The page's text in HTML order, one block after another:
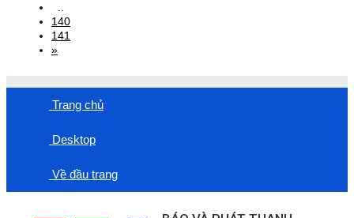
140
141
»
Trang chủ
Desktop
Về đầu trang